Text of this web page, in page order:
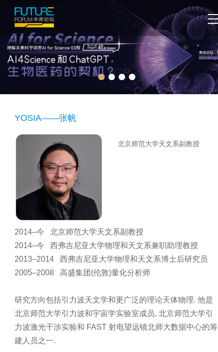
北京师范大学天文系副教授
YOSIA——张帆
2014–今 北京师范大学天文系副教授
2014–今 西弗吉尼亚大学物理和天文系兼职助理教授
2013–2014 西弗吉尼亚大学物理和天文系博士后研究员
2005–2008 高盛集团(伦敦)量化分析师
研究方向包括引力波天文学和更广泛的理论天体物理. 他是
北京师范大学引力波和宇宙学实验室成员, 北京师范大学引
力波激光干涉实验和 FAST 射电望远镜北师大数据中心的筹
建人员之一.